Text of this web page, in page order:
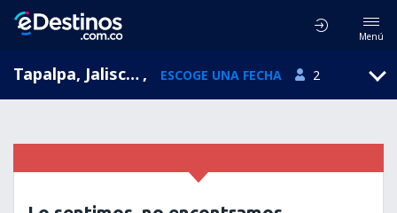
Menú
Tapalpa, Jalisco, México , ESCOGE UNA FECHA 2